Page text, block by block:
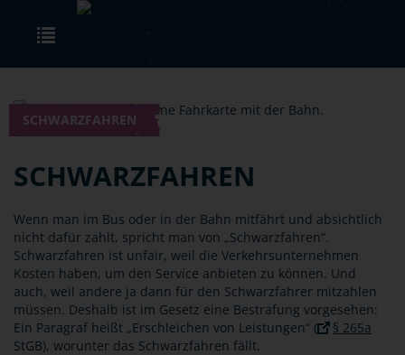
Skip to main content
SCHWARZFAHREN
SCHWARZFAHREN
Wenn man im Bus oder in der Bahn mitfährt und absichtlich
nicht dafür zahlt, spricht man von „Schwarzfahren“.
Schwarzfahren ist unfair, weil die Verkehrsunternehmen
Kosten haben, um den Service anbieten zu können. Und
auch, weil andere ja dann für den Schwarzfahrer mitzahlen
müssen. Deshalb ist im Gesetz eine Bestrafung vorgesehen:
Ein Paragraf heißt „Erschleichen von Leistungen“ (
§ 265a
StGB), worunter das Schwarzfahren fällt.